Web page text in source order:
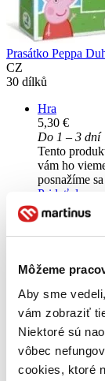
Môžeme
Aby sme
vám zobraziť
Niektoré sú
vôbec
cookies, ktoré
Prasátko Peppa
CZ
30 dílků
Hra
5,30 €
Do 1 – 3 dní
Tento
vám ho
posnažíme
Pridať do
Vložiť do